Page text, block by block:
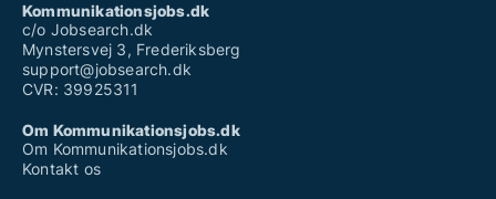
Kommunikationsjobs.dk
c/o Jobsearch.dk
Mynstersvej 3, Frederiksberg
support@jobsearch.dk
CVR: 39925311
Om Kommunikationsjobs.dk
Om Kommunikationsjobs.dk
Kontakt os